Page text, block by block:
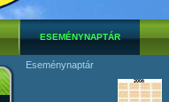
ESEMÉNYNAPTÁR
Eseménynaptár